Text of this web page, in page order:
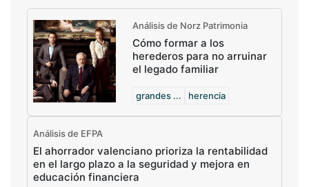
Análisis de Norz Patrimonia
Cómo formar a los
herederos para no arruinar
el legado familiar
grandes ... herencia
Análisis de EFPA
El ahorrador valenciano prioriza la rentabilidad
en el largo plazo a la seguridad y mejora en
educación financiera